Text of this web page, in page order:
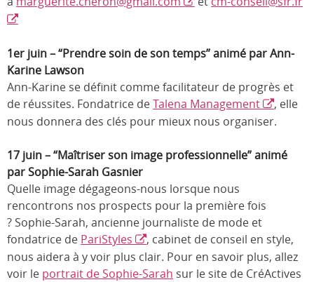
1er juin – “Prendre soin de son temps” animé par Ann-
Karine Lawson
Ann-Karine se définit comme facilitateur de progrès et
de réussites. Fondatrice deTalena Management
, elle
nous donnera des clés pour mieux nous organiser.
17 juin – “Maîtriser son image professionnelle” animé
par Sophie-Sarah Gasnier
Quelle image dégageons-nous lorsque nous
rencontrons nos prospects pour la première fois
? Sophie-Sarah, ancienne journaliste de mode et
fondatrice de PariStyles
, cabinet de conseil en style,
nous aidera à y voir plus clair. Pour en savoir plus, allez
voir le portrait de Sophie-Sarah sur le site de CréActives